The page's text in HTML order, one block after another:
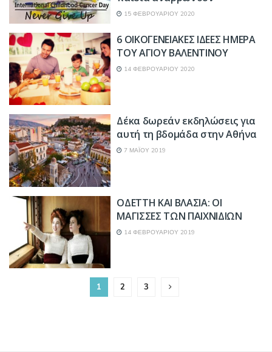
15 ΦΕΒΡΟΥΑΡΊΟΥ 2020
6 ΟΙΚΟΓΕΝΕΙΑΚΕΣ ΙΔΕΕΣ ΗΜΕΡΑ
TOY ΑΓΙΟΥ ΒΑΛΕΝΤΙΝΟΥ
14 ΦΕΒΡΟΥΑΡΊΟΥ 2020
Δέκα δωρεάν εκδηλώσεις για
αυτή τη βδομάδα στην Αθήνα
7 ΜΑΪ́ΟΥ 2019
ΟΔΕΤΤΗ ΚΑΙ ΒΛΑΣΙΑ: ΟΙ
ΜΑΓΙΣΣΕΣ ΤΩΝ ΠΑΙΧΝΙΔΙΩΝ
14 ΦΕΒΡΟΥΑΡΊΟΥ 2019
1 2 3